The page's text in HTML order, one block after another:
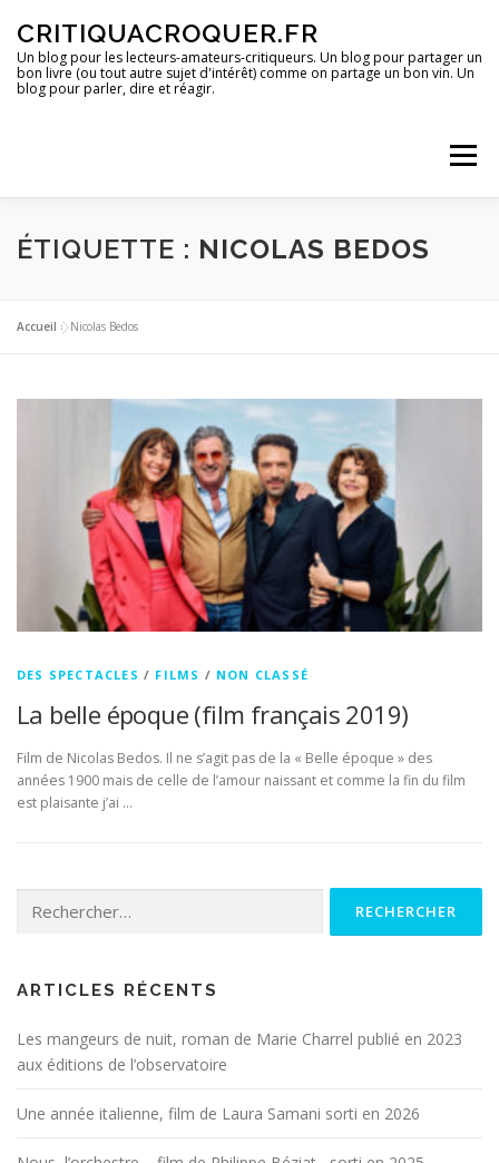
contenu
CRITIQUACROQUER.FR
Un blog pour les lecteurs-amateurs-critiqueurs. Un blog pour partager un
bon livre (ou tout autre sujet d'intérêt) comme on partage un bon vin. Un
blog pour parler, dire et réagir.
Menu
ACCUEIL UN BLOG ? DES LIVRES
DES IMAGES
DES BONS PLANS
ÉTIQUETTE : NICOLAS BEDOS
Accueil »Nicolas Bedos
DES SPECTACLES / FILMS / NON CLASSÉ
La belle époque (film français 2019)
Film de Nicolas Bedos. Il ne s’agit pas de la « Belle époque » des
années 1900 mais de celle de l’amour naissant et comme la fin du film
est plaisante j’ai …
ARTICLES RÉCENTS
Les mangeurs de nuit, roman de Marie Charrel publié en 2023
aux éditions de l’observatoire
Une année italienne, film de Laura Samani sorti en 2026